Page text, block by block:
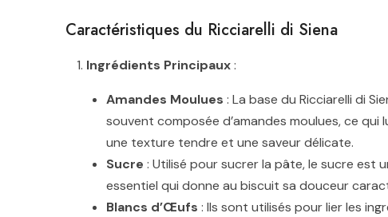
Caractéristiques du Ricciarelli di Siena
Ingrédients Principaux:
Amandes Moulues : La base du Ricciarelli di
souvent composée d’amandes moulues, ce qui
une texture tendre et une saveur délicate.
Sucre : Utilisé pour sucrer la pâte, le sucre est
essentiel qui donne au biscuit sa douceur
Blancs d’Œufs : Ils sont utilisés pour lier les